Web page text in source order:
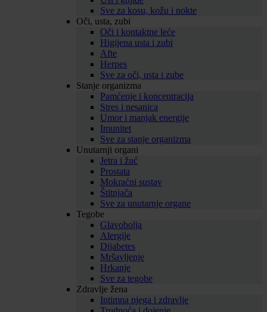
Sve za kosu, kožu i nokte
Oči, usta, zubi
Oči i kontaktne leće
Higijena usta i zubi
Afte
Herpes
Sve za oči, usta i zube
Stanje organizma
Pamćenje i koncentracija
Stres i nesanica
Umor i manjak energije
Imunitet
Sve za stanje organizma
Unutarnji organi
Jetra i žuć
Prostata
Mokraćni sustav
Štitnjača
Sve za unutarnje organe
Tegobe
Glavobolja
Alergije
Dijabetes
Mršavljenje
Hrkanje
Sve za tegobe
Zdravlje žena
Intimna njega i zdravlje